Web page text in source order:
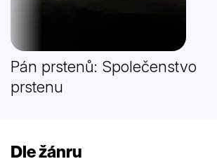
Pán prstenů: Společenstvo
prstenu
Dle žánru